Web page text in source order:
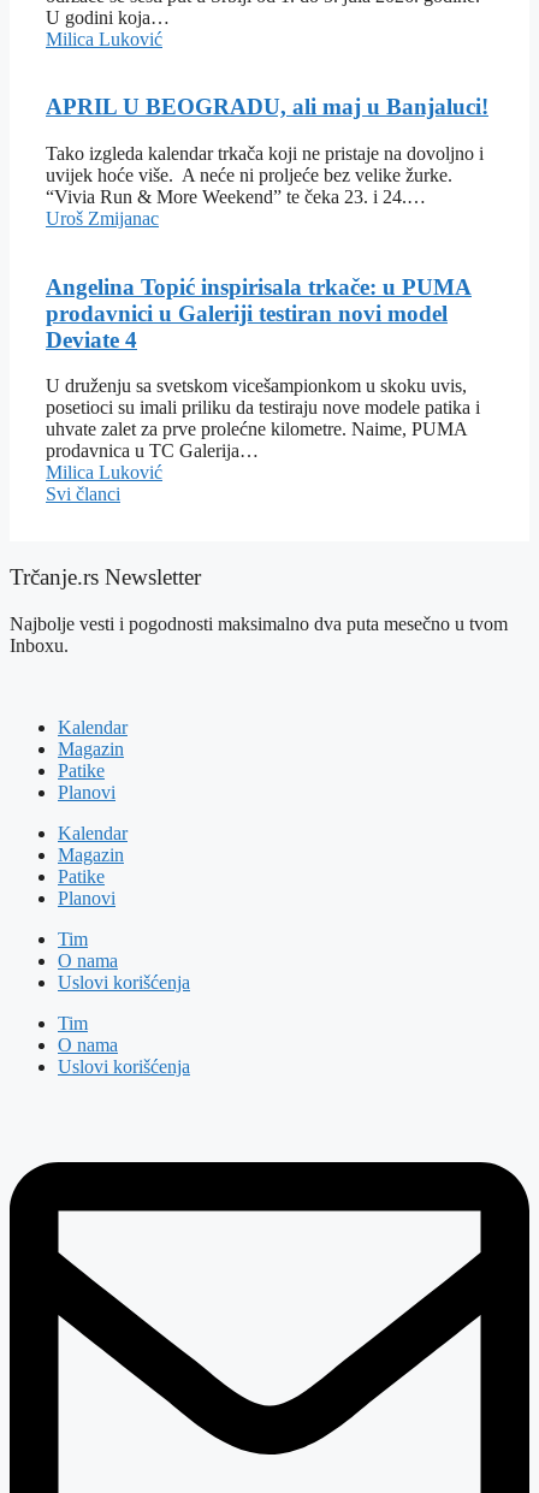
U godini koja…
Milica Luković
APRIL U BEOGRADU, ali maj u Banjaluci!
Tako izgleda kalendar trkača koji ne pristaje na dovoljno i
uvijek hoće više. A neće ni proljeće bez velike žurke.
“Vivia Run & More Weekend” te čeka 23. i 24.…
Uroš Zmijanac
Angelina Topić inspirisala trkače: u PUMA
prodavnici u Galeriji testiran novi model
Deviate 4
U druženju sa svetskom vicešampionkom u skoku uvis,
posetioci su imali priliku da testiraju nove modele patika i
uhvate zalet za prve prolećne kilometre. Naime, PUMA
prodavnica u TC Galerija…
Milica Luković
Svi članci
Trčanje.rs Newsletter
Najbolje vesti i pogodnosti maksimalno dva puta mesečno u tvom
Inboxu.
Kalendar
Magazin
Patike
Planovi
Kalendar
Magazin
Patike
Planovi
Tim
O nama
Uslovi korišćenja
Tim
O nama
Uslovi korišćenja